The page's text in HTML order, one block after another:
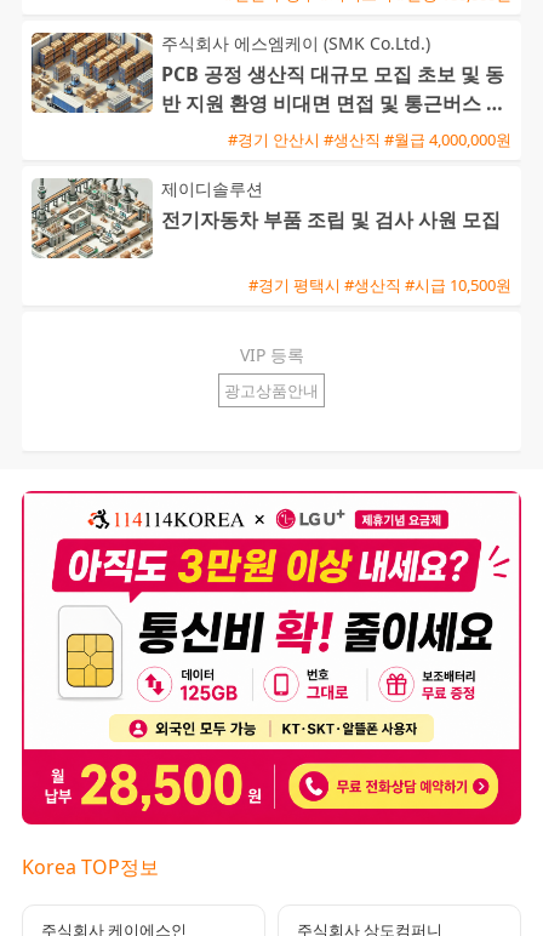
주식회사 에스엠케이 (SMK Co.Ltd.)
PCB 공정 생산직 대규모 모집 초보 및 동
반 지원 환영 비대면 면접 및 통근버스 운
#경기 안산시 #생산직 #월급 4,000,000원
제이디솔루션
전기자동차 부품 조립 및 검사 사원 모집
#경기 평택시 #생산직 #시급 10,500원
VIP 등록
광고상품안내
Korea TOP정보
주식회사 케이에스인 주식회사 상도컴퍼니